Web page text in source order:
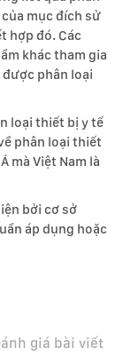
mục đích sử
hợp đó. Các
khác tham gia
phân loại
loại thiết bị y tế
phân loại thiết
mà Việt Nam là
bởi cơ sở
áp dụng hoặc
giá bài viết